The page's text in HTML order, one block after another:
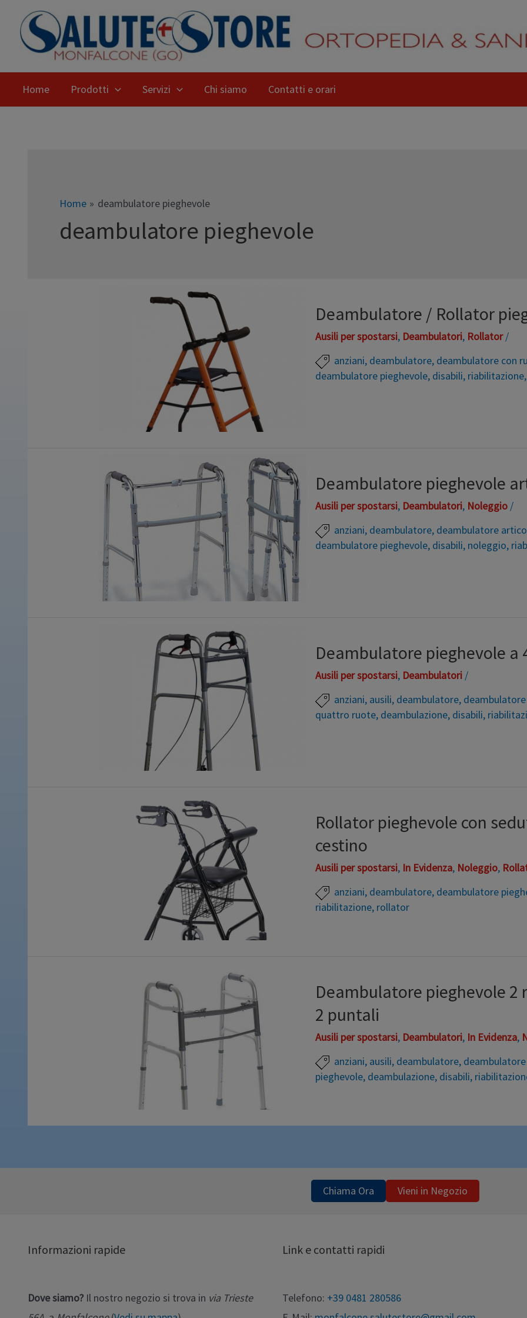
Home Prodotti Servizi Chi siamo Contatti e orari
Home deambulatore pieghevole
deambulatore pieghevole
Deambulatore / Rollator
Ausili per spostarsi, Deambulatori, Rollator/
anziani, deambulatore, deambulatore con
deambulatore pieghevole, disabili, riabilitazione,
pieghevole con …
Leggi altro »
Deambulatore pieghevole
Ausili per spostarsi, Deambulatori, Noleggio/
anziani, deambulatore, deambulatore
deambulatore pieghevole, disabili, noleggio,
Deambulatore pieghevole a
Ausili per spostarsi, Deambulatori/
anziani, ausili, deambulatore,
quattro ruote, deambulazione, disabili,
sicurezza e stabilità. Richiudibile, …
Leggi altro »
Rollator pieghevole con
cestino
Ausili per spostarsi, In Evidenza, Noleggio,
anziani, deambulatore, deambulatore
riabilitazione, rollator
stazionamento Barra imbottita appoggia
in altezza con leve freni. Cestino metallico porta
portata di 135 kg Ottimo per le …
Leggi altro »
Deambulatore pieghevole
2 puntali
Ausili per spostarsi, Deambulatori, In Evidenza,
anziani, ausili, deambulatore,
pieghevole, deambulazione, disabili,
frizionante, per una maggior sicurezza e stabilità.
Chiama Ora
Vieni in Negozio
Informazioni rapide
Dove siamo? Il nostro negozio si trova in via Trieste
Link e contatti rapidi
Telefono: +39 0481 280586